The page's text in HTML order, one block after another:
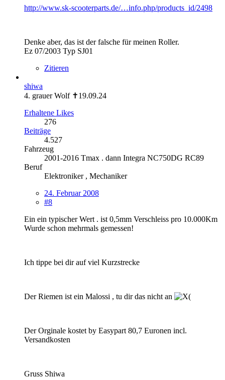
http://www.sk-scooterparts.de/…info.php/products_id/2498
Denke aber, das ist der falsche für meinen Roller.
Ez 07/2003 Typ SJ01
Zitieren
shiwa
4. grauer Wolf ✝19.09.24
Erhaltene Likes
276
Beiträge
4.527
Fahrzeug
2001-2016 Tmax . dann Integra NC750DG RC89
Beruf
Elektroniker , Mechaniker
24. Februar 2008
#8
Ein ein typischer Wert . ist 0,5mm Verschleiss pro 10.000Km
Wurde schon mehrmals gemessen!
Ich tippe bei dir auf viel Kurzstrecke
Der Riemen ist ein Malossi , tu dir das nicht an
Der Orginale kostet by Easypart 80,7 Euronen incl.
Versandkosten
Gruss Shiwa